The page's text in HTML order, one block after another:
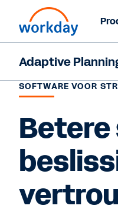
Adaptive
SOFTWARE VOOR